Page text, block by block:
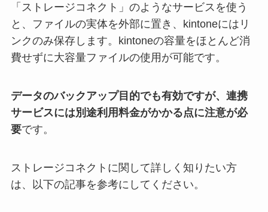
「ストレージコネクト」のようなサービスを使う
と、ファイルの実体を外部に置き、kintoneにはリ
ンクのみ保存します。kintoneの容量をほとんど消
費せずに大容量ファイルの使用が可能です。
データのバックアップ目的でも有効ですが、連携
サービスには別途利用料金がかかる点に注意が必
要です。
ストレージコネクトに関して詳しく知りたい方
は、以下の記事を参考にしてください。